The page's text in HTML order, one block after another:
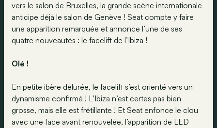
vers le salon de Bruxelles, la grande scène internationale
anticipe déjà le salon de Genève ! Seat compte y faire
une apparition remarquée et annonce l’une de ses
quatre nouveautés : le facelift de l’Ibiza !
Olé !
En petite ibère délurée, le facelift s’est orienté vers un
dynamisme confirmé ! L’Ibiza n’est certes pas bien
grosse, mais elle est frétillante ! Et Seat enfonce le clou
avec une face avant renouvelée, l’apparition de LED